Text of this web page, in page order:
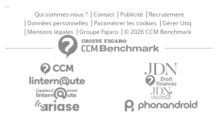
...
Qui sommes-nous ?
Contact Publicité
Recrutement
Données personnelles
Paramétrer les cookies
Gérer Utiq
Mentions légales
Groupe Figaro © 2026 CCM Benchmark